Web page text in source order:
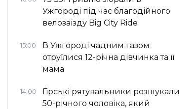
Ужгороді під час благодійного
велозаїзду Big Сity Ride
15:00
В Ужгороді чадним газом
отруїлися 12-річна дівчинка та її
мама
14:00
Гірські рятувальники розшукали
50-річного чоловіка, який